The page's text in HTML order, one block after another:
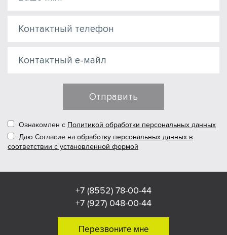
Отправить
Ознакомлен с Политикой обработки персональных данных
Даю Согласие на обработку персональных данных в
соответствии с установленной формой
+7 (8552) 78-00-44
+7 (927) 048-00-44
Перезвоните мне